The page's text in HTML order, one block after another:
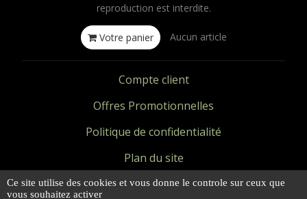
reproduction est interdite.
Votre panier Aucun article
Compte client
Offres Promotionnelles
Politique de confidentialité
Plan du site
Mentions légales
Ce site utilise des cookies et vous donne le controle sur ceux que
vous souhaitez activer